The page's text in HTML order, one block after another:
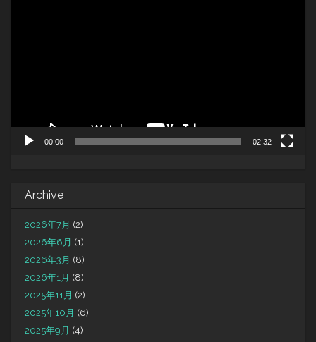
00:00 02:32
Archive
2026年7月 (2)
2026年6月 (1)
2026年3月 (8)
2026年1月 (8)
2025年11月 (2)
2025年10月 (6)
2025年9月 (4)